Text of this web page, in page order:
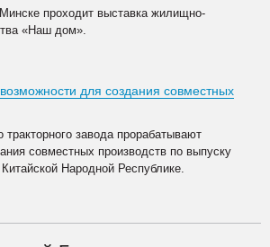
проходит выставка жилищно-
«Наш дом».
для создания совместных
завода прорабатывают
совместных производств по выпуску
Народной Республике.